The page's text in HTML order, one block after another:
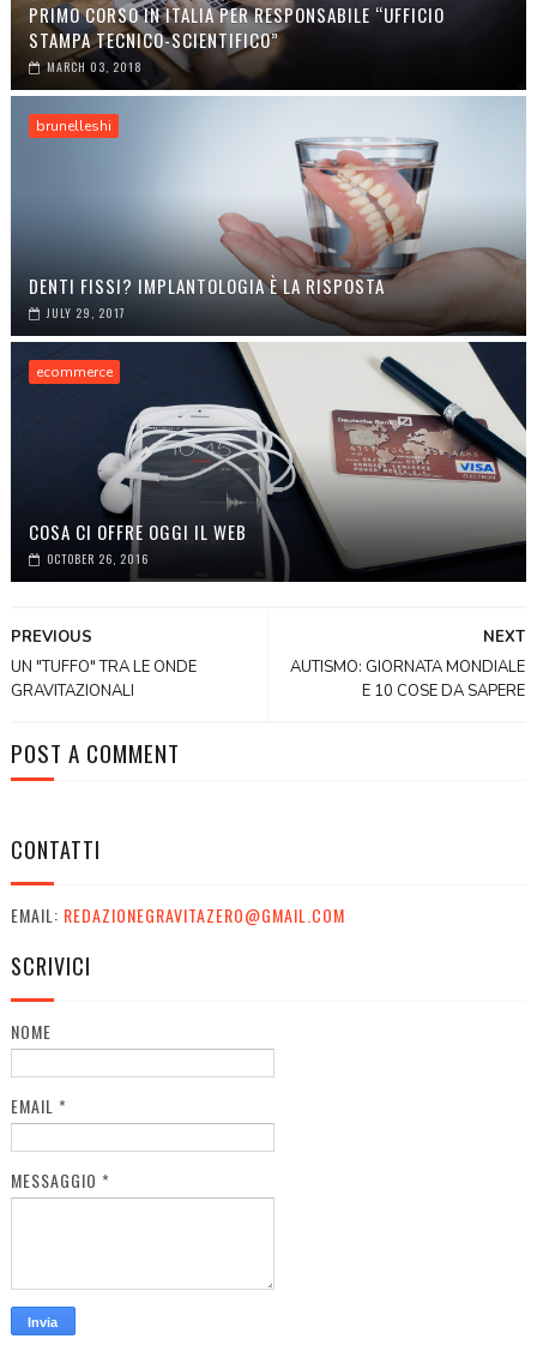
PRIMO CORSO IN ITALIA PER RESPONSABILE “UFFICIO
STAMPA TECNICO-SCIENTIFICO”
MARCH 03, 2018
brunelleshi
DENTI FISSI? IMPLANTOLOGIA È LA RISPOSTA
JULY 29, 2017
ecommerce
COSA CI OFFRE OGGI IL WEB
OCTOBER 26, 2016
NEXT
AUTISMO: GIORNATA MONDIALE
E 10 COSE DA SAPERE
PREVIOUS
UN "TUFFO" TRA LE ONDE
GRAVITAZIONALI
POST A COMMENT
CONTATTI
EMAIL: REDAZIONEGRAVITAZERO@GMAIL.COM
SCRIVICI
NOME
EMAIL *
MESSAGGIO *